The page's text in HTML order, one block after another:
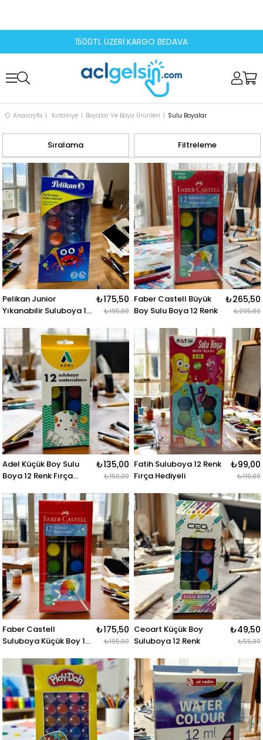
1500TL ÜZERİ KARGO BEDAVA
Anasayfa Kırtasiye Boyalar Ve Boya Ürünleri Sulu Boyalar
Filtreleme
Sıralama
Pelikan Junior
Yıkanabilir Suluboya 12
₺175,50
₺195,00
Faber Castell Büyük
Boy Sulu Boya 12 Renk
₺265,50
₺295,00
Adel Küçük Boy Sulu
Boya 12 Renk Fırça
₺135,00
₺150,00
Fatih Suluboya 12 Renk
Fırça Hediyeli
₺99,00
₺110,00
Faber Castell
Suluboya Küçük Boy 12
₺175,50
₺195,00
Ceoart Küçük Boy
Suluboya 12 Renk
₺49,50
₺55,00